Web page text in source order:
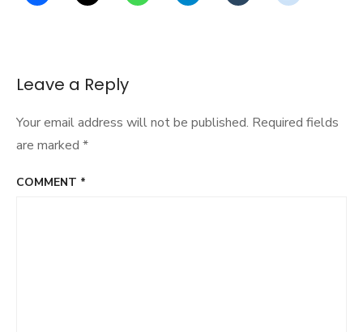
Leave a Reply
Your email address will not be published. Required fields
are marked *
COMMENT *